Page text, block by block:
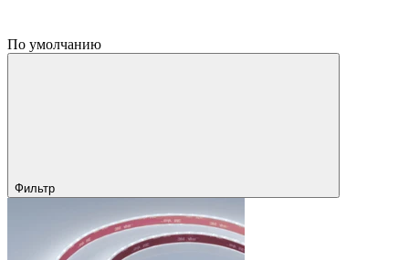
По умолчанию
Фильтр